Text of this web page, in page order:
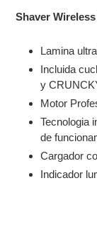
Shaver
Lamina
Incluida
y
Motor
Tecnologia
de
Cargador
Indicador